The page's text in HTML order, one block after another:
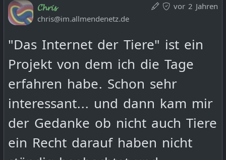
vor 2 Jahren
𝓒𝓱𝓻𝓲𝓼
chris@im.allmendenetz.de
"Das Internet der Tiere" ist ein
Projekt von dem ich die Tage
erfahren habe. Schon sehr
interessant... und dann kam mir
der Gedanke ob nicht auch Tiere
ein Recht darauf haben nicht